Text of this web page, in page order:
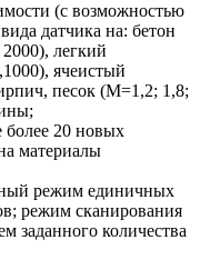
(с возможностью
датчика на: бетон
легкий
ячеистый
песок (М=1,2; 1,8;
более 20 новых
материалы
режим единичных
режим сканирования
заданного количества